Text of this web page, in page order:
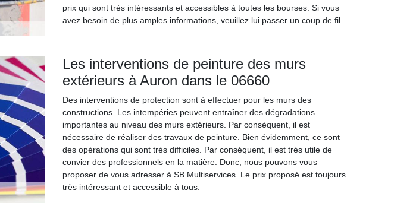
prix qui sont très intéressants et accessibles à toutes les bourses. Si vous
avez besoin de plus amples informations, veuillez lui passer un coup de fil.
Les interventions de peinture des murs
extérieurs à Auron dans le 06660
Des interventions de protection sont à effectuer pour les murs des
constructions. Les intempéries peuvent entraîner des dégradations
importantes au niveau des murs extérieurs. Par conséquent, il est
nécessaire de réaliser des travaux de peinture. Bien évidemment, ce sont
des opérations qui sont très difficiles. Par conséquent, il est très utile de
convier des professionnels en la matière. Donc, nous pouvons vous
proposer de vous adresser à SB Multiservices. Le prix proposé est toujours
très intéressant et accessible à tous.